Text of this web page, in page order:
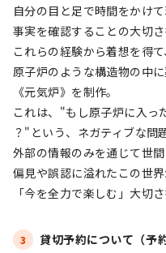
自分の目と足で時間をかけて
事実を確認することの大切さ
これらの経験から着想を得て
原子炉のような構造物の中
《元気炉》を制作。
これは、"もし原子炉に入っ
？"という、ネガティブな問
外部の情報のみを通じて世間
偏見や誤認に溢れたこの世
「今を全力で楽しむ」大切
3 貸切予約について（予